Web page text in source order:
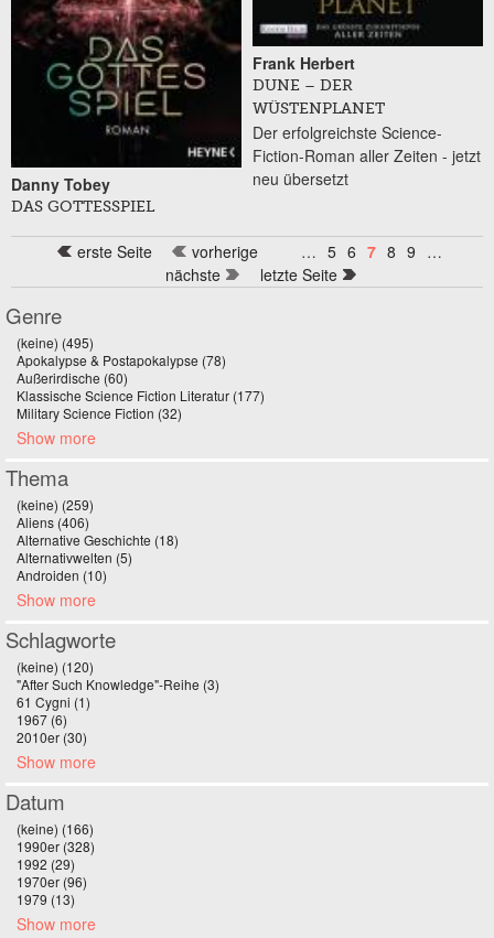
Danny Tobey
DAS GOTTESSPIEL
Frank Herbert
DUNE – DER
WÜSTENPLANET
Der erfolgreichste Science-
Fiction-Roman aller Zeiten - jetzt
neu übersetzt
erste Seite vorherige … 5 6 7 8 9 …
nächste
letzte Seite
Genre
(keine) (495)
Apokalypse & Postapokalypse (78)
Außerirdische (60)
Klassische Science Fiction Literatur (177)
Military Science Fiction (32)
Show more
Thema
(keine) (259)
Aliens (406)
Alternative Geschichte (18)
Alternativwelten (5)
Androiden (10)
Show more
Schlagworte
(keine) (120)
"After Such Knowledge"-Reihe (3)
61 Cygni (1)
1967 (6)
2010er (30)
Show more
Datum
(keine) (166)
1990er (328)
1992 (29)
1970er (96)
1979 (13)
Show more